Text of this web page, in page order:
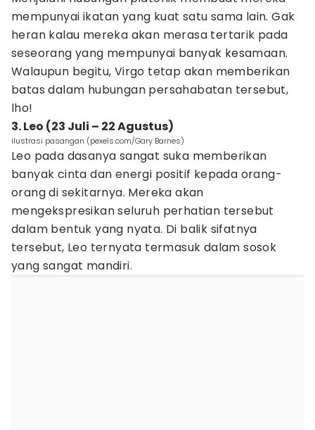
mempunyai ikatan yang kuat satu sama lain. Gak
heran kalau mereka akan merasa tertarik pada
seseorang yang mempunyai banyak kesamaan.
Walaupun begitu, Virgo tetap akan memberikan
batas dalam hubungan persahabatan tersebut,
lho!
3. Leo (23 Juli – 22 Agustus)
ilustrasi pasangan (pexels.com/Gary Barnes)
Leo pada dasanya sangat suka memberikan
banyak cinta dan energi positif kepada orang-
orang di sekitarnya. Mereka akan
mengekspresikan seluruh perhatian tersebut
dalam bentuk yang nyata. Di balik sifatnya
tersebut, Leo ternyata termasuk dalam sosok
yang sangat mandiri.